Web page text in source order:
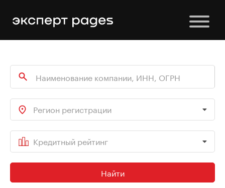
Регион регистрации
Кредитный рейтинг
Найти